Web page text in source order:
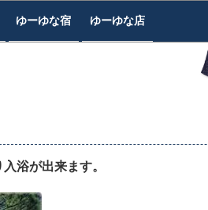
ゆーゆな宿 ゆーゆな店
浴が出来ます。